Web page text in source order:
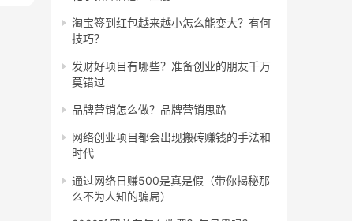
淘宝签到红包越来越小怎么能变大？有何
技巧？
发财好项目有哪些？准备创业的朋友千万
莫错过
品牌营销怎么做？品牌营销思路
网络创业项目都会出现搬砖赚钱的手法和
时代
通过网络日赚500是真是假（带你揭秘那
么不为人知的骗局）